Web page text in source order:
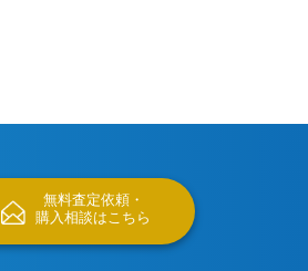
無料査定依頼・
購入相談はこちら